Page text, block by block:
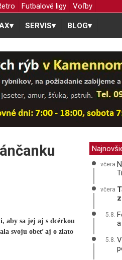
Futbalové ligy Voľby
▾ SERVIS▾ BLOG▾
aby sa jej aj s dcérkou
svoju obeť aj o zlato
včera
včera
5.8.
5.8.